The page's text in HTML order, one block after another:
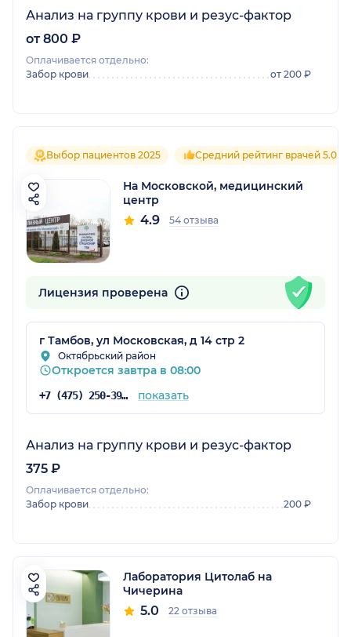
Анализ на группу крови и резус-фактор
от 800 ₽
Оплачивается отдельно:
Забор крови
от 200 ₽
Выбор пациентов 2025 Средний рейтинг врачей 5.0
На Московской, медицинский
центр
4.9 54 отзыва
Лицензия проверена
г Тамбов, ул Московская, д 14 стр 2
Октябрьский район
Откроется завтра в 08:00
+7 (475) 250-39-79 показать
Анализ на группу крови и резус-фактор
375 ₽
Оплачивается отдельно:
Забор крови
200 ₽
Лаборатория Цитолаб на
Чичерина
5.0 22 отзыва